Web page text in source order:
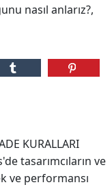
nasıl anlarız?,
KURALLARI
tasarımcıların ve
ve performansı